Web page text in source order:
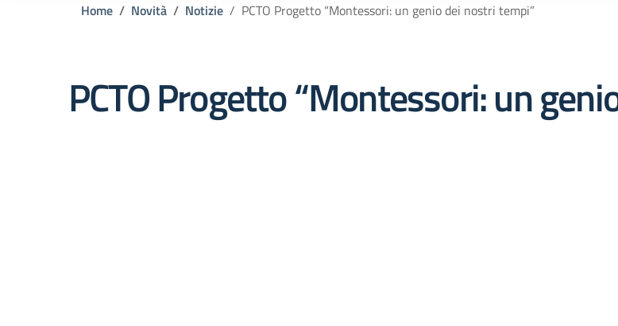
Home Novità Notizie PCTO Progetto “Montessori: un genio dei nostri tempi”
PCTO Progetto “Montessori: un